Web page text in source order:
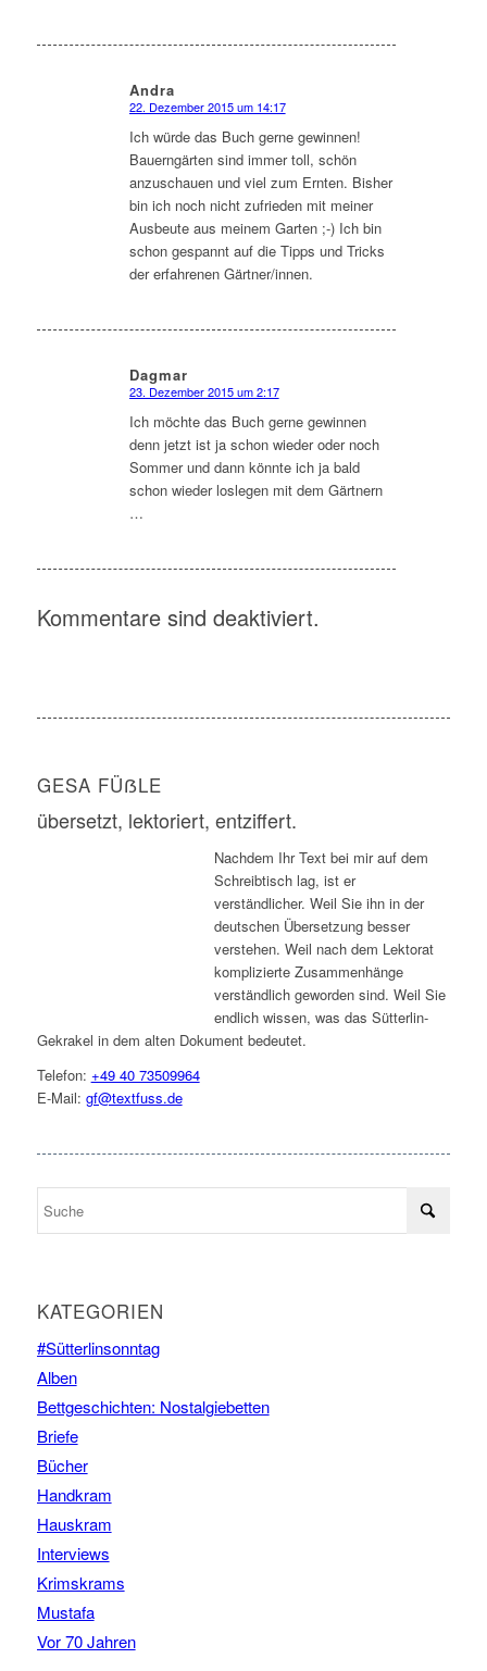
Andra
sagte:
22. Dezember 2015 um 14:17
Ich würde das Buch gerne gewinnen!
Bauerngärten sind immer toll, schön
anzuschauen und viel zum Ernten. Bisher
bin ich noch nicht zufrieden mit meiner
Ausbeute aus meinem Garten ;-) Ich bin
schon gespannt auf die Tipps und Tricks
der erfahrenen Gärtner/innen.
Dagmar
sagte:
23. Dezember 2015 um 2:17
Ich möchte das Buch gerne gewinnen
denn jetzt ist ja schon wieder oder noch
Sommer und dann könnte ich ja bald
schon wieder loslegen mit dem Gärtnern
…
Kommentare sind deaktiviert.
GESA FÜẞLE
übersetzt, lektoriert, entziffert.
Nachdem Ihr Text bei mir auf dem
Schreibtisch lag, ist er
verständlicher. Weil Sie ihn in der
deutschen Übersetzung besser
verstehen. Weil nach dem Lektorat
komplizierte Zusammenhänge
verständlich geworden sind. Weil Sie
endlich wissen, was das Sütterlin-
Gekrakel in dem alten Dokument bedeutet.
Telefon: +49 40 73509964
E-Mail: gf@textfuss.de
KATEGORIEN
#Sütterlinsonntag
Alben
Bettgeschichten: Nostalgiebetten
Briefe
Bücher
Handkram
Hauskram
Interviews
Krimskrams
Mustafa
Vor 70 Jahren